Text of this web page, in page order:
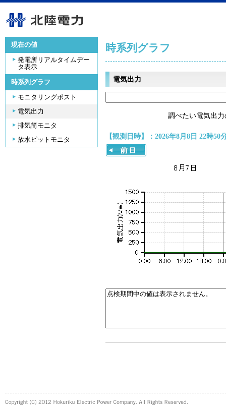
現在の値
発電所リアルタイムデー
タ表示
時系列グラフ
モニタリングポスト
電気出力
排気筒モニタ
放水ピットモニタ
時系列グラフ
電気出力
調べたい電気出
【観測日時】：2026年8月8日 22時50